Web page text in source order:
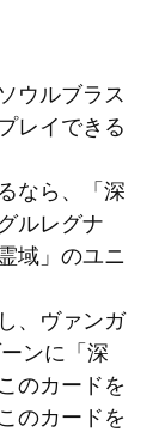
ウルブラス
レイできる
なら、「深
ルレグナ
域」のユニ
、ヴァンガ
ンに「深
のカードを
のカードを